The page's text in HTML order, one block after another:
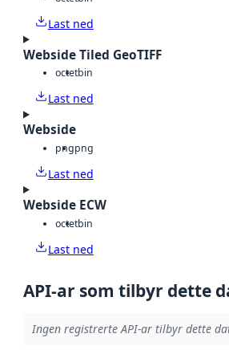
Last ned
Webside Tiled GeoTIFF
octetbin
Last ned
Webside
pngpng
Last ned
Webside ECW
octetbin
Last ned
API-ar som tilbyr dette
Ingen registrerte API-ar tilbyr dette